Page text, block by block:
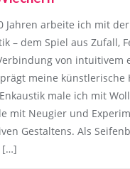
Jahren arbeite ich mit
– dem Spiel aus Zufall,
von intuitivem
meine
male ich mit
mit Neugier und
Gestaltens. Als
[…]